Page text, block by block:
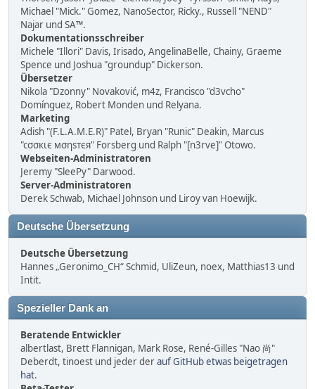
Michael "Mick." Gomez, NanoSector, Ricky., Russell "NEND"
Najar und SA™.
Dokumentationsschreiber
Michele "Illori" Davis, Irisado, AngelinaBelle, Chainy, Graeme
Spence und Joshua "groundup" Dickerson.
Übersetzer
Nikola "Dzonny" Novaković, m4z, Francisco "d3vcho"
Domínguez, Robert Monden und Relyana.
Marketing
Adish "(F.L.A.M.E.R)" Patel, Bryan "Runic" Deakin, Marcus
"cσσкιє мσηѕтєя" Forsberg und Ralph "[n3rve]" Otowo.
Webseiten-Administratoren
Jeremy "SleePy" Darwood.
Server-Administratoren
Derek Schwab, Michael Johnson und Liroy van Hoewijk.
Deutsche Übersetzung
Deutsche Übersetzung
Hannes „Geronimo_CH“ Schmid, UliZeun, noex, Matthias13 und
Intit.
Spezieller Dank an
Beratende Entwickler
albertlast, Brett Flannigan, Mark Rose, René-Gilles "Nao 尚"
Deberdt, tinoest und jeder derauf GitHub etwas beigetragen
hat.